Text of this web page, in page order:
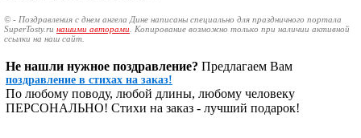
© - Поздравления с днем ангела Дине написаны специально для праздничного портала
SuperTosty.ru нашими авторами . Копирование возможно только при наличии активной
ссылки на наш сайт.
Не нашли нужное поздравление? Предлагаем Вам
поздравление в стихах на заказ!
По любому поводу, любой длины, любому человеку
ПЕРСОНАЛЬНО! Стихи на заказ - лучший подарок!